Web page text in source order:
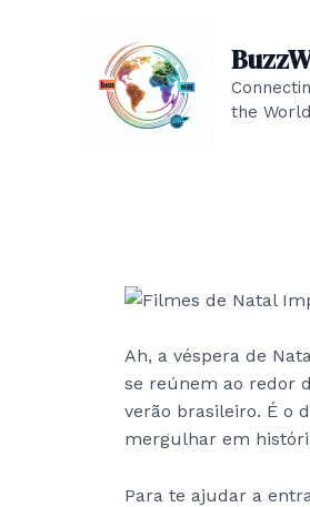
the World
Ah, a véspera de
se reúnem ao redor
verão brasileiro. É o
mergulhar em
Para te ajudar a